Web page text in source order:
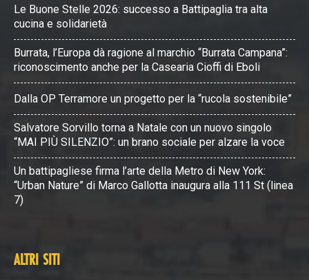
Le Buone Stelle 2026: successo a Battipaglia tra alta
cucina e solidarietà
Burrata, l’Europa dà ragione al marchio “Burrata Campana”:
riconoscimento anche per la Casearia Cioffi di Eboli
Dalla OP Terramore un progetto per la “rucola sostenibile”
Salvatore Sorvillo torna a Natale con un nuovo singolo
“MAI PIÙ SILENZIO”: un brano sociale per alzare la voce
Un battipagliese firma l’arte della Metro di New York:
“Urban Nature” di Marco Gallotta inaugura alla 111 St (linea
7)
ALTRI SITI